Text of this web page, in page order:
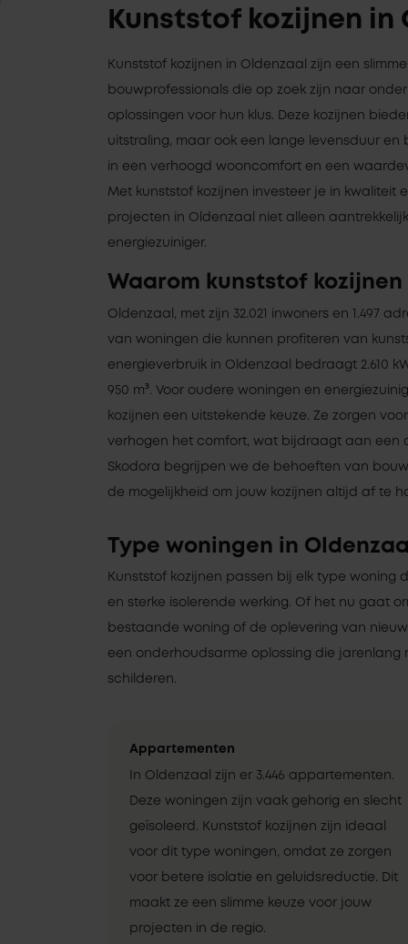
Kunststof kozijnen in
Kunststof kozijnen in Oldenzaal zijn een
bouwprofessionals die op zoek zijn naar
oplossingen voor hun klus. Deze kozijnen
uitstraling, maar ook een lange levensduur en
in een verhoogd wooncomfort en een
Met kunststof kozijnen investeer je in kwaliteit
projecten in Oldenzaal niet alleen
energiezuiniger.
Waarom kunststof kozijnen
Oldenzaal, met zijn 32.021 inwoners en 1.497
van woningen die kunnen profiteren van
energieverbruik in Oldenzaal bedraagt 2.610
950 m³. Voor oudere woningen en
kozijnen een uitstekende keuze. Ze zorgen
verhogen het comfort, wat bijdraagt aan een
Skodora begrijpen we de behoeften van
de mogelijkheid om jouw kozijnen altijd af te
Type woningen in Oldenzaal
Kunststof kozijnen passen bij elk type woning
en sterke isolerende werking. Of het nu gaat
bestaande woning of de oplevering van
een onderhoudsarme oplossing die
schilderen.
Appartementen
In Oldenzaal zijn er 3.446 appartementen.
Deze woningen zijn vaak gehorig en slecht
geïsoleerd. Kunststof kozijnen zijn ideaal
voor dit type woningen, omdat ze zorgen
voor betere isolatie en geluidsreductie. Dit
maakt ze een slimme keuze voor jouw
projecten in de regio.